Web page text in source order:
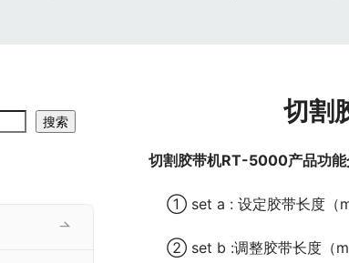
切割
切割胶带机RT-5000产品功能
① set a : 设定胶带长度
② set b :调整胶带长度（
搜索